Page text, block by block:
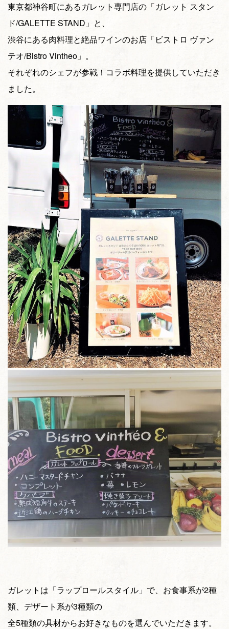
東京都神谷町にあるガレット専門店の「ガレット スタン
ド/GALETTE STAND」と、
渋谷にある肉料理と絶品ワインのお店「ビストロ ヴァン
テオ/Bistro Vintheo」。
それぞれのシェフが参戦！コラボ料理を提供していただき
ました。
ガレットは「ラップロールスタイル」で、お食事系が2種
類、デザート系が3種類の
全5種類の具材からお好きなものを選んでいただきます。